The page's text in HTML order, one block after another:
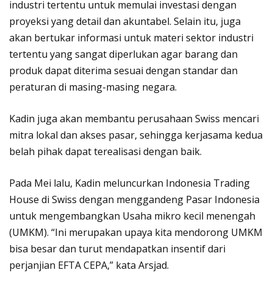
industri tertentu untuk memulai investasi dengan
proyeksi yang detail dan akuntabel. Selain itu, juga
akan bertukar informasi untuk materi sektor industri
tertentu yang sangat diperlukan agar barang dan
produk dapat diterima sesuai dengan standar dan
peraturan di masing-masing negara.
Kadin juga akan membantu perusahaan Swiss mencari
mitra lokal dan akses pasar, sehingga kerjasama kedua
belah pihak dapat terealisasi dengan baik.
Pada Mei lalu, Kadin meluncurkan Indonesia Trading
House di Swiss dengan menggandeng Pasar Indonesia
untuk mengembangkan Usaha mikro kecil menengah
(UMKM). “Ini merupakan upaya kita mendorong UMKM
bisa besar dan turut mendapatkan insentif dari
perjanjian EFTA CEPA,” kata Arsjad.